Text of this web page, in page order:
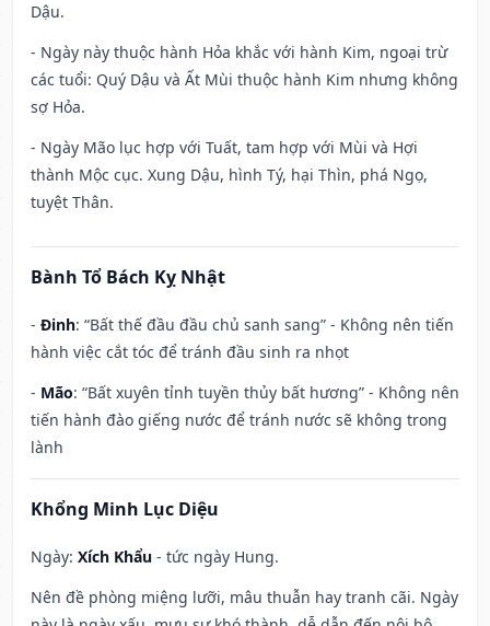
Dậu.
- Ngày này thuộc hành Hỏa khắc với hành Kim, ngoại trừ
các tuổi: Quý Dậu và Ất Mùi thuộc hành Kim nhưng không
sợ Hỏa.
- Ngày Mão lục hợp với Tuất, tam hợp với Mùi và Hợi
thành Mộc cục. Xung Dậu, hình Tý, hại Thìn, phá Ngọ,
tuyệt Thân.
Bành Tổ Bách Kỵ Nhật
- Đinh: “Bất thế đầu đầu chủ sanh sang” - Không nên tiến
hành việc cắt tóc để tránh đầu sinh ra nhọt
- Mão: “Bất xuyên tỉnh tuyền thủy bất hương” - Không nên
tiến hành đào giếng nước để tránh nước sẽ không trong
lành
Khổng Minh Lục Diệu
Ngày: Xích Khẩu - tức ngày Hung.
Nên đề phòng miệng lưỡi, mâu thuẫn hay tranh cãi. Ngày